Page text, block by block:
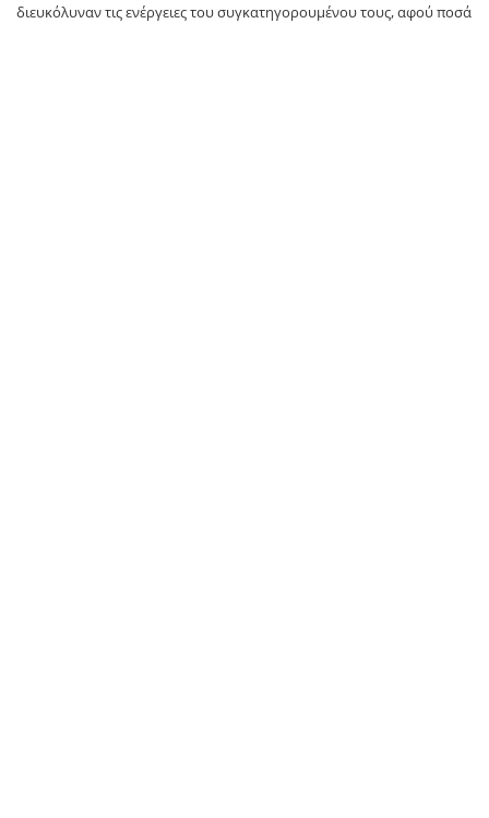
διευκόλυναν τις ενέργειες του συγκατηγορουμένου τους, αφού ποσά